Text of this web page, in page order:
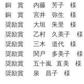
銅 賞 内藤 芳子 様
銅 賞 宮井 弥生 様
奨励賞 大垣 朱里 様
奨励賞 乙村 久美子 様
奨励賞 三木 道代 様
奨励賞 関戸 多美子 様
奨励賞 五十嵐 直美 様
奨励賞 泉 昌子 様